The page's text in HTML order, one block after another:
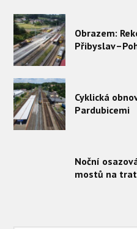
Obrazem:
Cyklická
Pardubicemi
Noční
mostů na